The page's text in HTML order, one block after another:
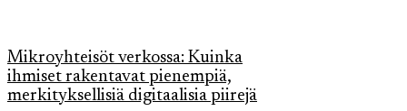
Mikroyhteisöt verkossa: Kuinka
ihmiset rakentavat pienempiä,
merkityksellisiä digitaalisia piirejä